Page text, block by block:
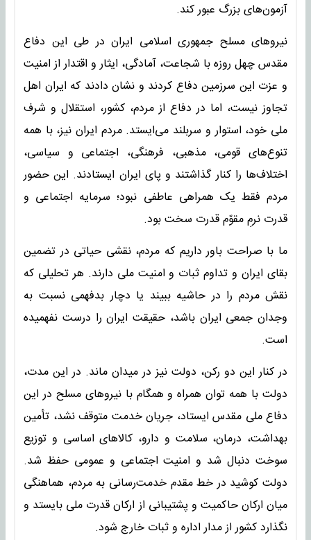
آزمون‌های بزرگ عبور کند.
نیروهای مسلح جمهوری اسلامی ایران در طی این دفاع
مقدس چهل روزه با شجاعت، آمادگی، ایثار و اقتدار از امنیت
و عزت این سرزمین دفاع کردند و نشان دادند که ایران اهل
تجاوز نیست، اما در دفاع از مردم، کشور، استقلال و شرف
ملی خود، استوار و سربلند می‌ایستد. مردم ایران نیز، با همه
تنوع‌های قومی، مذهبی، فرهنگی، اجتماعی و سیاسی،
اختلاف‌ها را کنار گذاشتند و پای ایران ایستادند. این حضور
مردم فقط یک همراهی عاطفی نبود؛ سرمایه اجتماعی و
قدرت نرمِ مقوّم قدرت سخت بود.
ما با صراحت باور داریم که مردم، نقشی حیاتی در تضمین
بقای ایران و تداوم ثبات و امنیت ملی دارند. هر تحلیلی که
نقش مردم را در حاشیه ببیند یا دچار بدفهمی نسبت به
وجدان جمعی ایران باشد، حقیقت ایران را درست نفهمیده
است.
در کنار این دو رکن، دولت نیز در میدان ماند. در این مدت،
دولت با همه توان همراه و همگام با نیروهای مسلح در این
دفاع ملی مقدس ایستاد، جریان خدمت متوقف نشد، تأمین
بهداشت، درمان، سلامت و دارو، کالاهای اساسی و توزیع
سوخت دنبال شد و امنیت اجتماعی و عمومی حفظ شد.
دولت کوشید در خط مقدم خدمت‌رسانی به مردم، هماهنگی
میان ارکان حاکمیت و پشتیبانی از ارکان قدرت ملی بایستد و
نگذارد کشور از مدار اداره و ثبات خارج شود.